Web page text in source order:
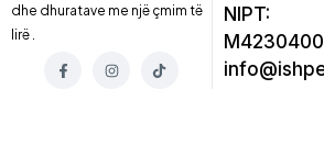
dhe dhuratave me një çmim të
lirë .
NIPT: